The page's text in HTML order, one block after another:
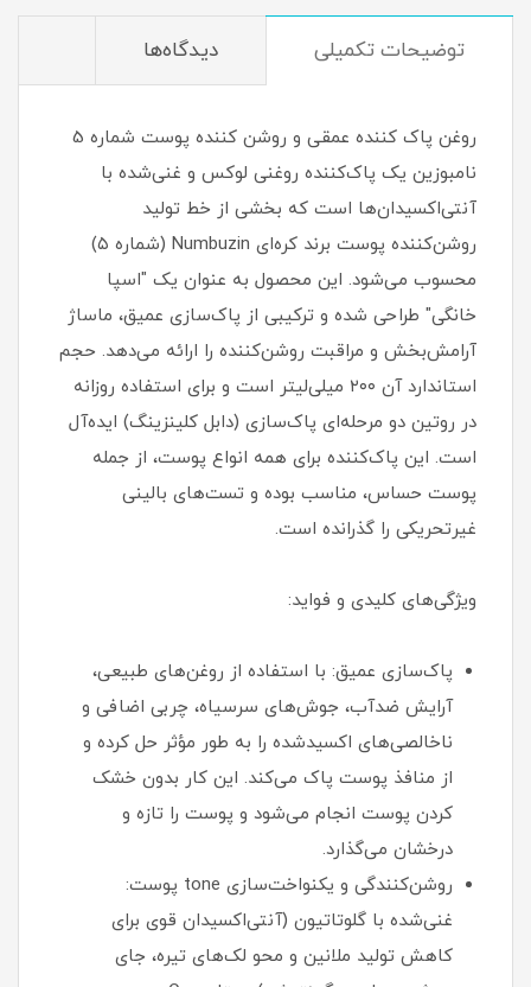
توضیحات تکمیلی دیدگاه‌ها
روغن پاک کننده عمقی و روشن کننده پوست شماره 5
نامبوزین یک پاک‌کننده روغنی لوکس و غنی‌شده با
آنتی‌اکسیدان‌ها است که بخشی از خط تولید
روشن‌کننده پوست برند کره‌ای Numbuzin (شماره ۵)
محسوب می‌شود. این محصول به عنوان یک "اسپا
خانگی" طراحی شده و ترکیبی از پاک‌سازی عمیق، ماساژ
آرامش‌بخش و مراقبت روشن‌کننده را ارائه می‌دهد. حجم
استاندارد آن ۲۰۰ میلی‌لیتر است و برای استفاده روزانه
در روتین دو مرحله‌ای پاک‌سازی (دابل کلینزینگ) ایده‌آل
است. این پاک‌کننده برای همه انواع پوست، از جمله
پوست حساس، مناسب بوده و تست‌های بالینی
غیرتحریکی را گذرانده است.
ویژگی‌های کلیدی و فواید:
پاک‌سازی عمیق: با استفاده از روغن‌های طبیعی،
آرایش ضدآب، جوش‌های سرسیاه، چربی اضافی و
ناخالصی‌های اکسیدشده را به طور مؤثر حل کرده و
از منافذ پوست پاک می‌کند. این کار بدون خشک
کردن پوست انجام می‌شود و پوست را تازه و
درخشان می‌گذارد.
روشن‌کنندگی و یکنواخت‌سازی tone پوست:
غنی‌شده با گلوتاتیون (آنتی‌اکسیدان قوی برای
کاهش تولید ملانین و محو لک‌های تیره، جای